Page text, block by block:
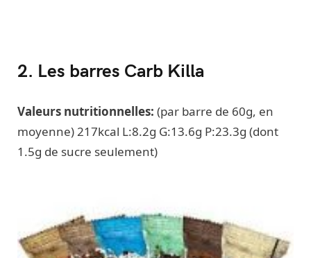
2. Les barres Carb Killa
Valeurs nutritionnelles: (par barre de 60g, en
moyenne) 217kcal L:8.2g G:13.6g P:23.3g (dont
1.5g de sucre seulement)